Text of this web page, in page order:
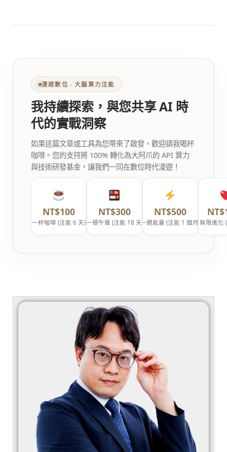
漫遊數位 ‧ 大腦算力注能
我持續探索，與您共享 AI 時
代的實戰洞察
如果這篇文章或工具為您帶來了啟發，歡迎請我喝杯
咖啡。您的支持將 100% 轉化為大阿爪的 API 算力
與技術研發基金，讓我們一同在數位時代漫遊！
NT$100
一杯咖啡 (注能 6 天)
NT$300
一頓午餐 (注能 18 天)
NT$500
一週能量 (注能 1 個月)無限進化